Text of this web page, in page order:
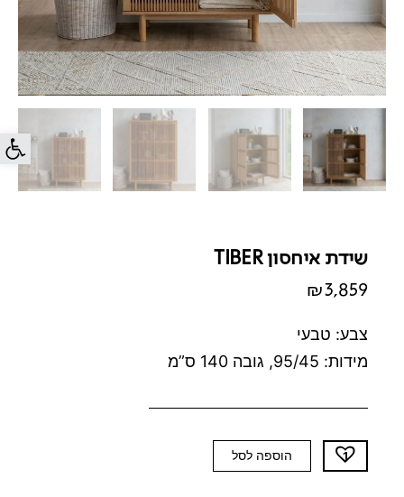
פתח
שידת איחסון TIBER
₪3,859
צבע: טבעי
מידות: 95/45, גובה 140 ס”מ
כמות
של
הוספה לסל